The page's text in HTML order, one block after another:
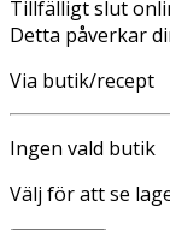
Tillfälligt slut
Detta påverkar
Via butik/recept
Ingen vald butik
Välj för att se